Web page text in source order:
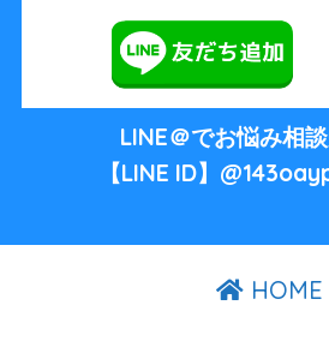
LINE＠でお悩み相
【LINE ID】
HOME